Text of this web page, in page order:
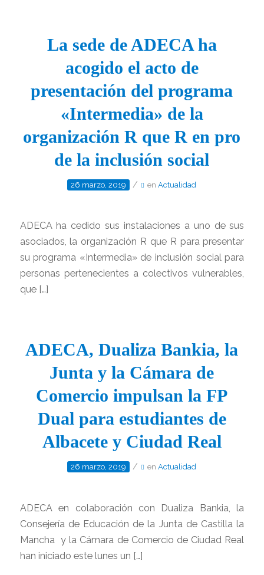
La sede de ADECA ha
acogido el acto de
presentación del programa
«Intermedia» de la
organización R que R en pro
de la inclusión social
26 marzo, 2019 / enActualidad
ADECA ha cedido sus instalaciones a uno de sus
asociados, la organización R que R para presentar
su programa «Intermedia» de inclusión social para
personas pertenecientes a colectivos vulnerables,
que […]
ADECA, Dualiza Bankia, la
Junta y la Cámara de
Comercio impulsan la FP
Dual para estudiantes de
Albacete y Ciudad Real
26 marzo, 2019 / enActualidad
ADECA en colaboración con Dualiza Bankia, la
Consejería de Educación de la Junta de Castilla la
Mancha y la Cámara de Comercio de Ciudad Real
han iniciado este lunes un […]